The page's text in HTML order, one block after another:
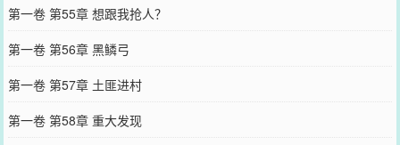
第一卷 第55章 想跟我抢人？
第一卷 第56章 黑鳞弓
第一卷 第57章 土匪进村
第一卷 第58章 重大发现